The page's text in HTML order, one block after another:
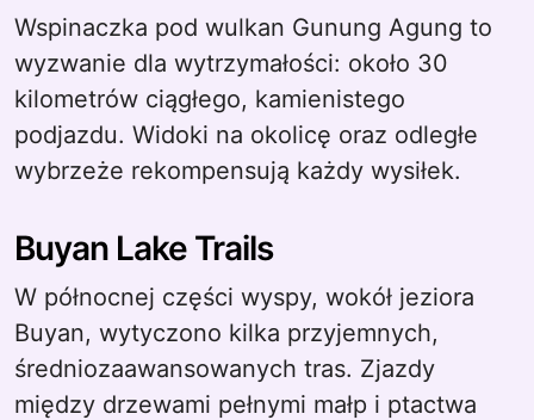
Wspinaczka pod wulkan Gunung Agung to
wyzwanie dla wytrzymałości: około 30
kilometrów ciągłego, kamienistego
podjazdu. Widoki na okolicę oraz odległe
wybrzeże rekompensują każdy wysiłek.
Buyan Lake Trails
W północnej części wyspy, wokół jeziora
Buyan, wytyczono kilka przyjemnych,
średniozaawansowanych tras. Zjazdy
między drzewami pełnymi małp i ptactwa